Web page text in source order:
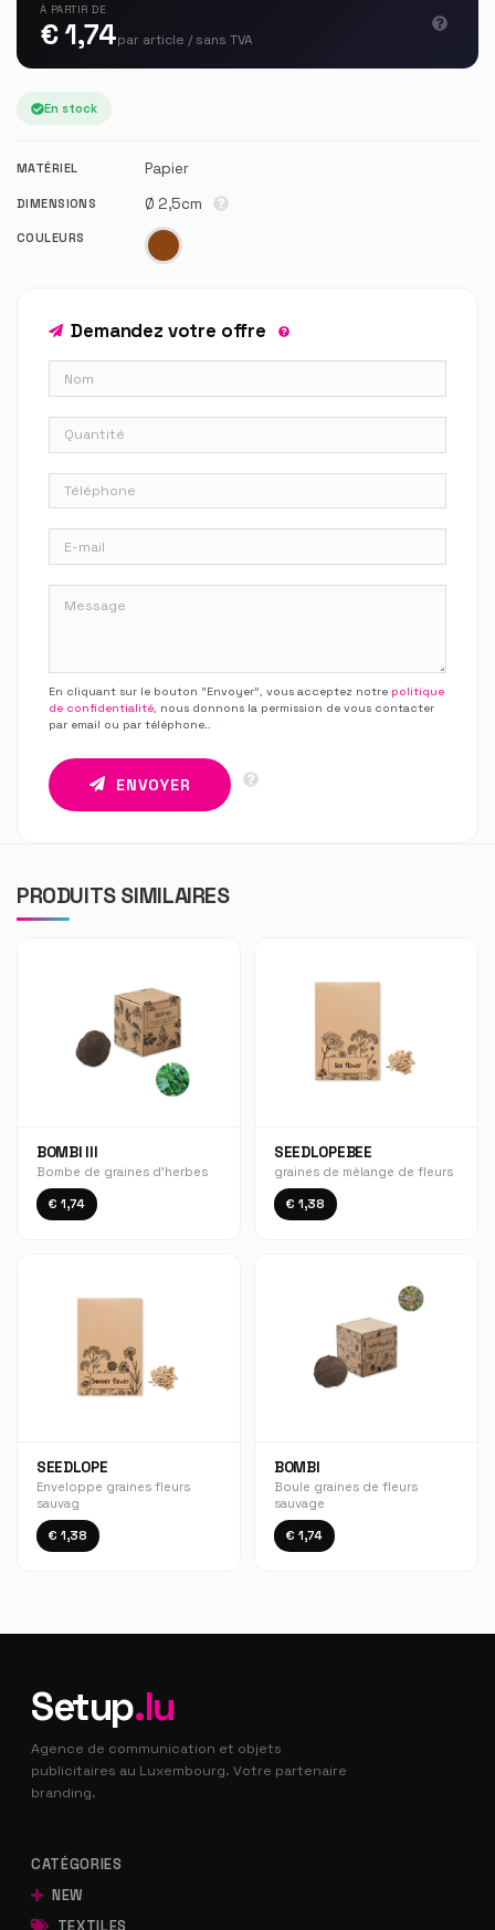
À PARTIR DE
€ 1,74par article / sans TVA
En stock
MATÉRIEL Papier
DIMENSIONS Ø 2,5cm
COULEURS
Demandez votre offre
En cliquant sur le bouton “Envoyer”, vous acceptez notre politique
de confidentialité, nous donnons la permission de vous contacter
par email ou par téléphone..
ENVOYER
PRODUITS SIMILAIRES
BOMBI III
Bombe de graines d'herbes
€ 1,74
SEEDLOPEBEE
graines de mélange de fleurs
€ 1,38
SEEDLOPE
Enveloppe graines fleurs
sauvag
€ 1,38
BOMBI
Boule graines de fleurs
sauvage
€ 1,74
Setup.lu
Agence de communication et objets
publicitaires au Luxembourg. Votre partenaire
branding.
CATÉGORIES
NEW